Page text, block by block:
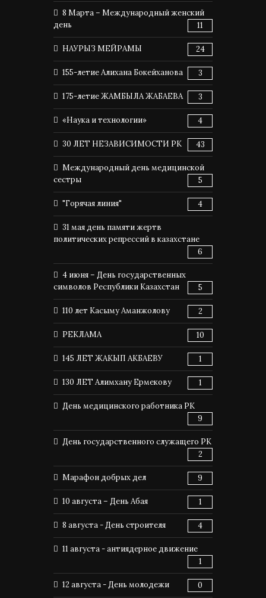
8 Марта – Международный женский
день
11
НАУРЫЗ МЕЙРАМЫ 24
155-летие Алихана Бокейханова 3
175-летие ЖАМБЫЛА ЖАБАЕВА 3
«Наука и технологии» 4
30 ЛЕТ НЕЗАВИСИМОСТИ РК 43
Международный день медицинской
сестры
5
"Горячая линия" 4
31 мая день памяти жертв
политических репрессий в казахстане
6
4 июня – День государственных
символов Республики Казахстан
5
110 лет Касыму Аманжолову 2
РЕКЛАМА 10
145 ЛЕТ ЖАКЫП АКБАЕВУ 1
130 ЛЕТ Алимхану Ермекову 1
День медицинского работника РК
9
День государственного служащего РК
2
Марафон добрых дел 9
10 августа – День Абая 1
8 августа - День строителя 4
11 августа - антиядерное движение
1
12 августа - День молодежи 0